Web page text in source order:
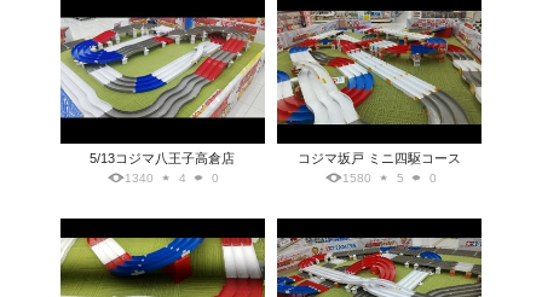
5/13コジマ八王子高倉店
1340 4 0
コジマ坂戸 ミニ四駆コース
1580 5 0